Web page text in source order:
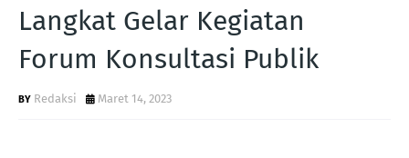
Langkat Gelar Kegiatan
Forum Konsultasi Publik
Redaksi Maret 14, 2023